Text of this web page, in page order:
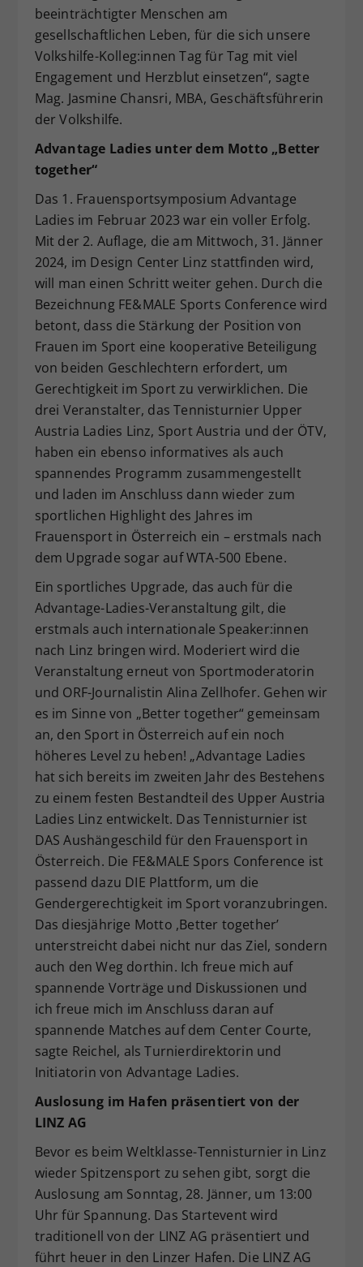
beeinträchtigter Menschen am
gesellschaftlichen Leben, für die sich unsere
Volkshilfe-Kolleg:innen Tag für Tag mit viel
Engagement und Herzblut einsetzen“, sagte
Mag. Jasmine Chansri, MBA, Geschäftsführerin
der Volkshilfe.
Advantage Ladies unter dem Motto „Better
together“
Das 1. Frauensportsymposium Advantage
Ladies im Februar 2023 war ein voller Erfolg.
Mit der 2. Auflage, die am Mittwoch, 31. Jänner
2024, im Design Center Linz stattfinden wird,
will man einen Schritt weiter gehen. Durch die
Bezeichnung FE&MALE Sports Conference wird
betont, dass die Stärkung der Position von
Frauen im Sport eine kooperative Beteiligung
von beiden Geschlechtern erfordert, um
Gerechtigkeit im Sport zu verwirklichen. Die
drei Veranstalter, das Tennisturnier Upper
Austria Ladies Linz, Sport Austria und der ÖTV,
haben ein ebenso informatives als auch
spannendes Programm zusammengestellt
und laden im Anschluss dann wieder zum
sportlichen Highlight des Jahres im
Frauensport in Österreich ein – erstmals nach
dem Upgrade sogar auf WTA-500 Ebene.
Ein sportliches Upgrade, das auch für die
Advantage-Ladies-Veranstaltung gilt, die
erstmals auch internationale Speaker:innen
nach Linz bringen wird. Moderiert wird die
Veranstaltung erneut von Sportmoderatorin
und ORF-Journalistin Alina Zellhofer. Gehen wir
es im Sinne von „Better together“ gemeinsam
an, den Sport in Österreich auf ein noch
höheres Level zu heben! „Advantage Ladies
hat sich bereits im zweiten Jahr des Bestehens
zu einem festen Bestandteil des Upper Austria
Ladies Linz entwickelt. Das Tennisturnier ist
DAS Aushängeschild für den Frauensport in
Österreich. Die FE&MALE Spors Conference ist
passend dazu DIE Plattform, um die
Gendergerechtigkeit im Sport voranzubringen.
Das diesjährige Motto ,Better together’
unterstreicht dabei nicht nur das Ziel, sondern
auch den Weg dorthin. Ich freue mich auf
spannende Vorträge und Diskussionen und
ich freue mich im Anschluss daran auf
spannende Matches auf dem Center Courte,
sagte Reichel, als Turnierdirektorin und
Initiatorin von Advantage Ladies.
Auslosung im Hafen präsentiert von der
LINZ AG
Bevor es beim Weltklasse-Tennisturnier in Linz
wieder Spitzensport zu sehen gibt, sorgt die
Auslosung am Sonntag, 28. Jänner, um 13:00
Uhr für Spannung. Das Startevent wird
traditionell von der LINZ AG präsentiert und
führt heuer in den Linzer Hafen. Die LINZ AG